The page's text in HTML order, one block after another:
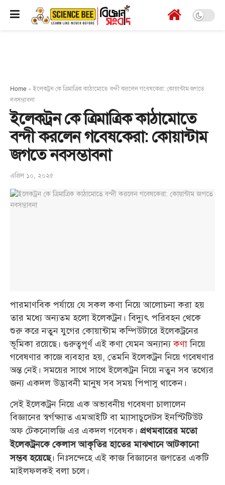
Home »ইলেকট্রন কে ত্রিমাত্রিক কাঠামোতে বন্দী করলেন গবেষকেরা: কোয়ান্টাম জগতে
নবসম্ভাবনা
ইলেকট্রন কে ত্রিমাত্রিক কাঠামোতে
বন্দী করলেন গবেষকেরা: কোয়ান্টাম
জগতে নবসম্ভাবনা
এপ্রিল ১০, ২০২৫
পারমাণবিক পর্যায়ে যে সকল কণা নিয়ে আলোচনা করা হয়
তার মধ্যে অন্যতম হলো ইলেকট্রন। বিদ্যুৎ পরিবহন থেকে
শুরু করে নতুন যুগের কোয়ান্টাম কম্পিউটারে ইলেকট্রনের
ভূমিকা রয়েছে। গুরুত্বপূর্ণ এই কণা যেমন অন্যান্যকণানিয়ে
গবেষণার কাজে ব্যবহার হয়, তেমনি ইলেকট্রন নিয়ে গবেষণার
অন্ত নেই। সময়ের সাথে সাথে ইলেকট্রন নিয়ে নতুন সব তথ্যের
জন্য একদল উদ্ভাবনী মানুষ সব সময় পিপাসু থাকেন।
সেই ইলেকট্রন নিয়ে এক অভাবনীয় গবেষণা চালালেন
বিজ্ঞানের স্বর্গক্ষ্যাত এমআইটি বা ম্যাসাচুসেটস ইনস্টিটিউট
অফ টেকনোলজি এর একদল গবেষক। প্রথমবারের মতো
ইলেকট্রনকে কেলাস আকৃতির হাতের মাঝখানে আটকানো
সম্ভব হয়েছে। নিঃসন্দেহে এই কাজ বিজ্ঞানের জগতের একটি
মাইলফলকই বলা চলে।